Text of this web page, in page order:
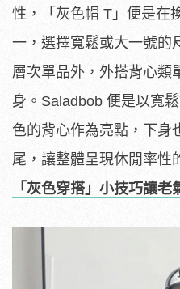
性，「灰色帽 T」便是在
一，選擇寬鬆或大一號的
層次單品外，外搭背心類
身。Saladbob 便是以寬
色的背心作為亮點，下身
尾，讓整體呈現休閒率性
「灰色穿搭」小技巧讓老